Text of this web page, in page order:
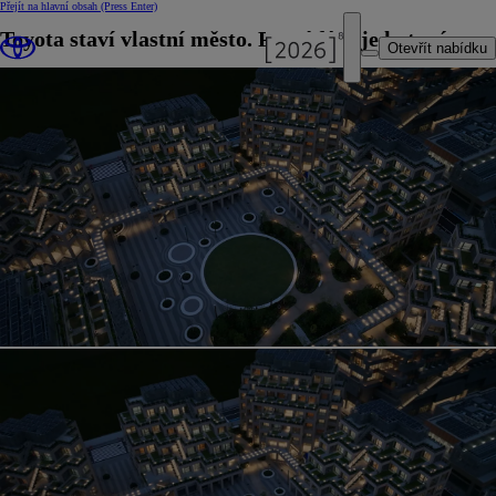
Přejít na hlavní obsah (Press Enter)
Otevřít nabídku
Toyota staví vlastní město. První fáze je hotová